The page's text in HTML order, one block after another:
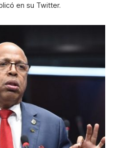
en su Twitter.